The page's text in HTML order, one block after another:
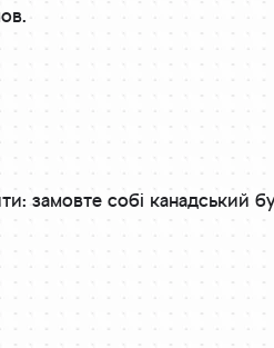
замовте собі канадський